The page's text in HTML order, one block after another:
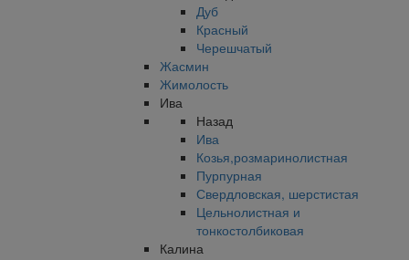
Дуб
Красный
Черешчатый
Жасмин
Жимолость
Ива
Назад
Ива
Козья,розмаринолистная
Пурпурная
Свердловская, шерстистая
Цельнолистная и
тонкостолбиковая
Калина